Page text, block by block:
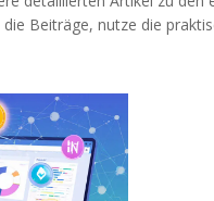
Beiträge, nutze die